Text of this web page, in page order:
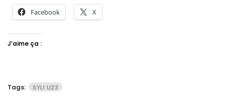
Facebook X
J’aime ça :
Tags: SYLI U23